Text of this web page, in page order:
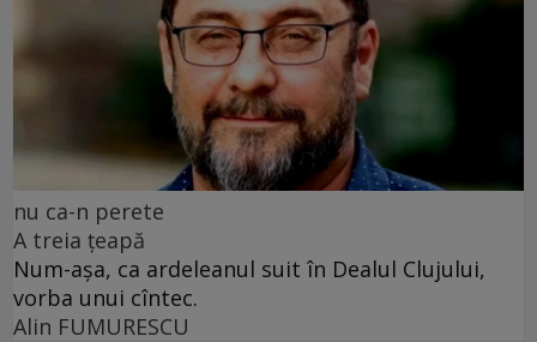
nu ca-n perete
A treia țeapă
Num-așa, ca ardeleanul suit în Dealul Clujului,
vorba unui cîntec.
Alin FUMURESCU